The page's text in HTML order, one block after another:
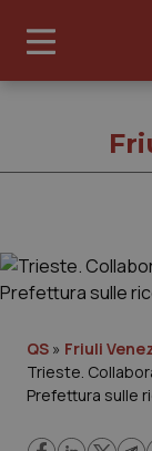
Governo e
Regioni e Asl
QS » Friuli
Trieste.
Prefettura sulle